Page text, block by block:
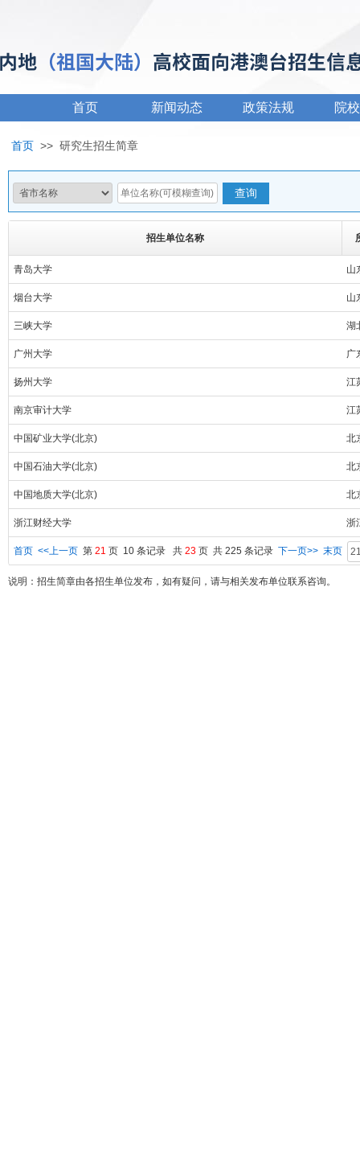
首页 新闻动态 政策法规 院
首页 >> 研究生招生简章
招生单位名称
青岛大学 山
烟台大学 山
三峡大学 湖
广州大学 广
扬州大学 江
南京审计大学 江
中国矿业大学(北京) 北
中国石油大学(北京) 北
中国地质大学(北京) 北
浙江财经大学 浙
首页 <<上一页 第 21 页 10 条记录 共 23 页 共 225 条记录 下一页>> 末页
说明：招生简章由各招生单位发布，如有疑问，请与相关发布单位联系咨询。